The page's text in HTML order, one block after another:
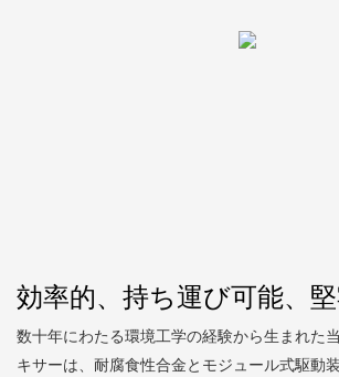
効率的、持ち運び可能、
数十年にわたる環境工学の経験から生まれた
キサーは、耐腐食性合金とモジュール式駆動